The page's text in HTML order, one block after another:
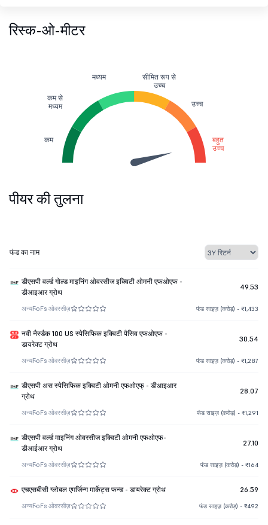
रिस्क-ओ-मीटर
कम
कम से
मध्यम
मध्यम
सीमित रूप से
उच्च
उच्च
बहुत
उच्च
पीयर की तुलना
फंड का नाम
डीएसपी वर्ल्ड गोल्ड माइनिंग ओवरसीज इक्विटी ओमनी एफओएफ -
डीआइआर ग्रोथ
49.53
अन्यFoFs ओवरसीज़ फंड साइज़ (करोड़) - ₹1,433
नवी नैस्डैक 100 US स्पेसिफिक इक्विटी पैसिव एफओएफ -
डायरेक्ट ग्रोथ
30.54
अन्यFoFs ओवरसीज़ फंड साइज़ (करोड़) - ₹1,287
डीएसपी अस स्पेसिफिक इक्विटी ओमनी एफओएफ् - डीआइआर
ग्रोथ
28.07
अन्यFoFs ओवरसीज़ फंड साइज़ (करोड़) - ₹1,291
डीएसपी वर्ल्ड माइनिंग ओवरसीज इक्विटी ओमनी एफओएफ-
डीआईआर ग्रोथ
27.10
अन्यFoFs ओवरसीज़ फंड साइज़ (करोड़) - ₹164
एचएसबीसी ग्लोबल एमर्जिन्ग मार्केट्स फन्ड - डायरेक्ट ग्रोथ 26.59
अन्यFoFs ओवरसीज़ फंड साइज़ (करोड़) - ₹492